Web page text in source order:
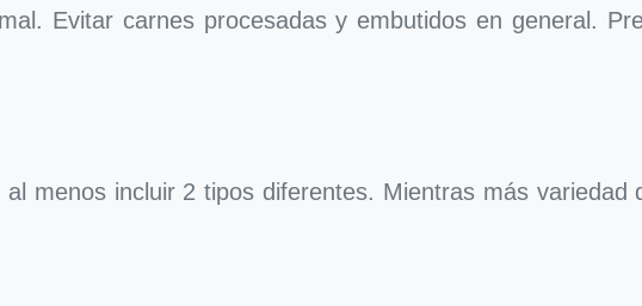
Evitar carnes procesadas y embutidos en general.
menos incluir 2 tipos diferentes. Mientras más variedad